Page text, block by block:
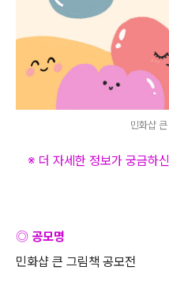
민화샵
※ 더 자세한 정보가 궁금하
◎ 공모명
민화샵 큰 그림책 공모전